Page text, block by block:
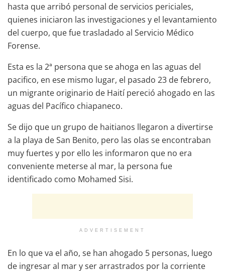
hasta que arribó personal de servicios periciales,
quienes iniciaron las investigaciones y el levantamiento
del cuerpo, que fue trasladado al Servicio Médico
Forense.
Esta es la 2ª persona que se ahoga en las aguas del
pacifico, en ese mismo lugar, el pasado 23 de febrero,
un migrante originario de Haití pereció ahogado en las
aguas del Pacífico chiapaneco.
Se dijo que un grupo de haitianos llegaron a divertirse
a la playa de San Benito, pero las olas se encontraban
muy fuertes y por ello les informaron que no era
conveniente meterse al mar, la persona fue
identificado como Mohamed Sisi.
ADVERTISEMENT
En lo que va el año, se han ahogado 5 personas, luego
de ingresar al mar y ser arrastrados por la corriente